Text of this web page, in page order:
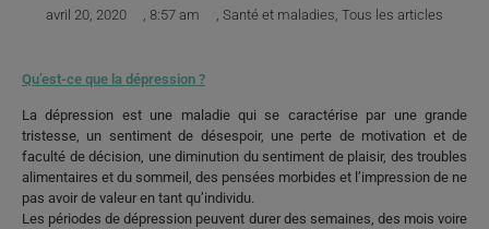
avril 20, 2020 8:57 am Santé et maladies Tous les articles
Qu’est-ce que la dépression ?
La dépression est une maladie qui se caractérise par une grande
tristesse, un sentiment de désespoir, une perte de motivation et de
faculté de décision, une diminution du sentiment de plaisir, des troubles
alimentaires et du sommeil, des pensées morbides et l’impression de ne
pas avoir de valeur en tant qu’individu.
Les périodes de dépression peuvent durer des semaines, des mois voire